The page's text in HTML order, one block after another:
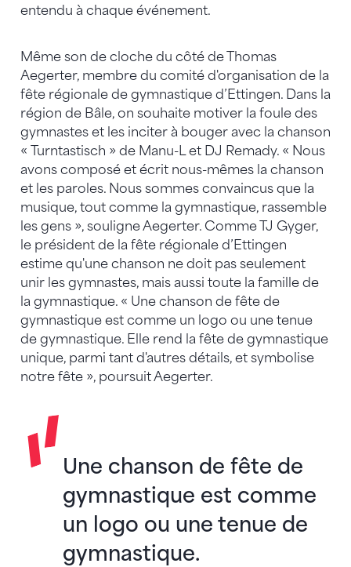
entendu à chaque événement.
Même son de cloche du côté de Thomas
Aegerter, membre du comité d'organisation de la
fête régionale de gymnastique d’Ettingen. Dans la
région de Bâle, on souhaite motiver la foule des
gymnastes et les inciter à bouger avec la chanson
« Turntastisch » de Manu-L et DJ Remady. « Nous
avons composé et écrit nous-mêmes la chanson
et les paroles. Nous sommes convaincus que la
musique, tout comme la gymnastique, rassemble
les gens », souligne Aegerter. Comme TJ Gyger,
le président de la fête régionale d’Ettingen
estime qu'une chanson ne doit pas seulement
unir les gymnastes, mais aussi toute la famille de
la gymnastique. « Une chanson de fête de
gymnastique est comme un logo ou une tenue
de gymnastique. Elle rend la fête de gymnastique
unique, parmi tant d'autres détails, et symbolise
notre fête », poursuit Aegerter.
Une chanson de fête de
gymnastique est comme
un logo ou une tenue de
gymnastique.